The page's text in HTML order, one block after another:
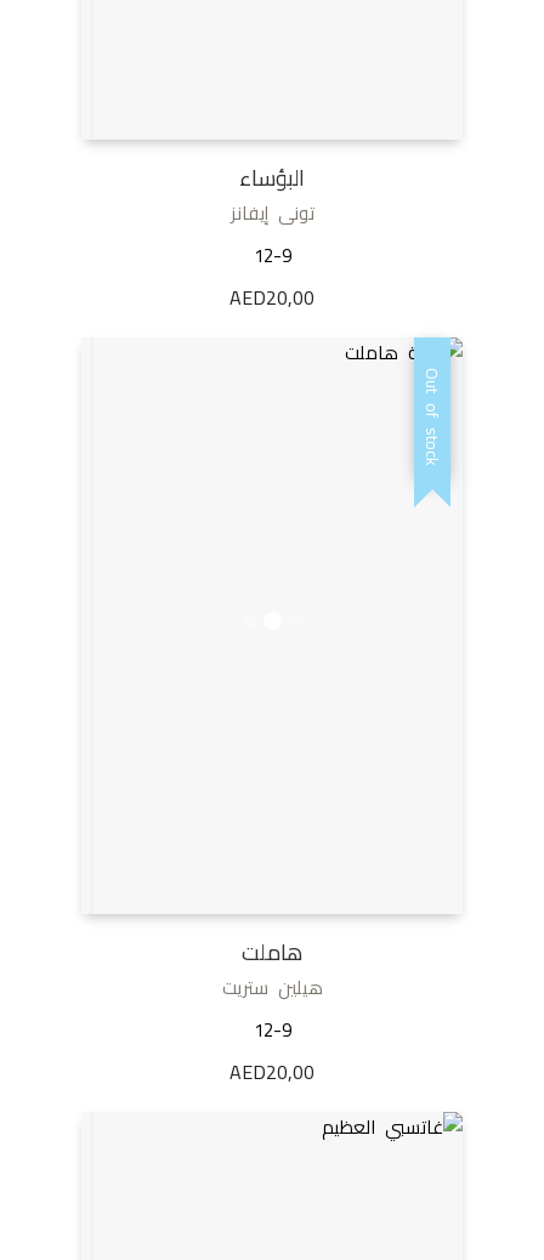
البؤساء
تونى إيفانز
12-9
AED20,00
Out of stock
هاملت
هيلين ستريت
12-9
AED20,00